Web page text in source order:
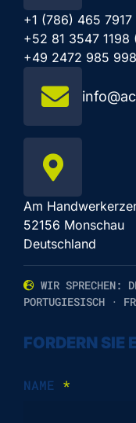
+1 (786) 465 7917
+52 81 3547 1198
+49 2472 985
Am
52156 Monschau
Deutschland
WIR SPRECHEN:
PORTUGIESISCH ·
FORDERN SIE
NAME *